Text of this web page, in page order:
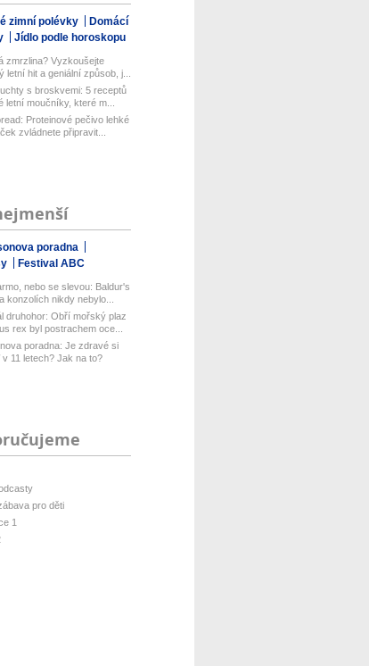
zimní polévky
Domácí
Jídlo podle horoskopu
zmrzlina? Vyzkoušejte
letní hit a geniální způsob, j...
s broskvemi: 5 receptů
letní moučníky, které m...
Proteinové pečivo lehké
zvládnete připravit...
poradna
Festival ABC
nebo se slevou: Baldur's
konzolích nikdy nebylo...
druhohor: Obří mořský plaz
rex byl postrachem oce...
poradna: Je zdravé si
v 11 letech? Jak na to?
pro děti
1